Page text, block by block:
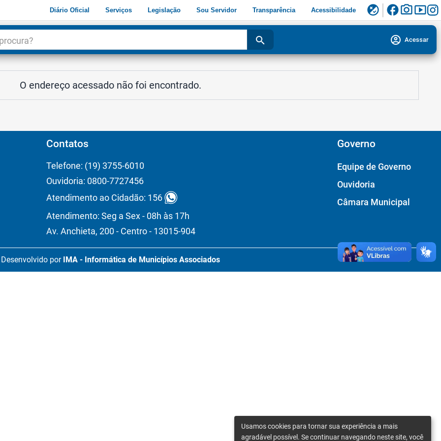
Diário Oficial Serviços Legislação Sou Servidor Transparência Acessibilidade flaky facebookphoto_camerasmart_display
search account_circle Acessar
O endereço acessado não foi encontrado.
Contatos
Telefone: (19) 3755-6010
Ouvidoria: 0800-7727456
Atendimento ao Cidadão: 156
Atendimento: Seg a Sex - 08h às 17h
Av. Anchieta, 200 - Centro - 13015-904
Governo
Equipe de Governo
Ouvidoria
Câmara Municipal
Desenvolvido por IMA - Informática de Municípios Associados
Usamos cookies para tornar sua experiência a mais
agradável possível. Se continuar navegando neste site, você